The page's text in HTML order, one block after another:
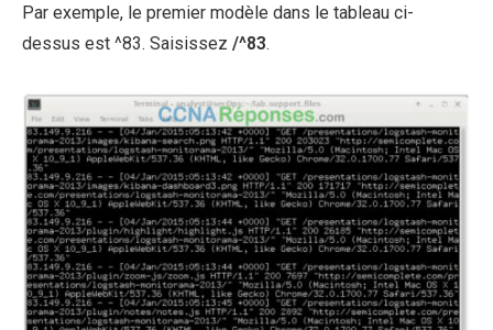
Par exemple, le premier modèle dans le tableau ci-
dessus est ^83. Saisissez /^83.